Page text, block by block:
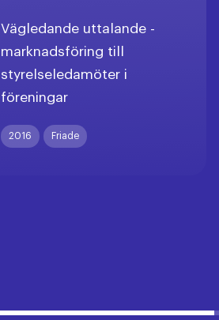
Vägledande uttalande -
marknadsföring till
styrelseledamöter i
föreningar
2016 Friade